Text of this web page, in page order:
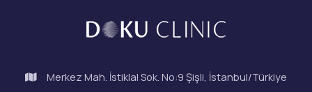
Merkez Mah. İstiklal Sok. No:9 Şişli, İstanbul/Türkiye